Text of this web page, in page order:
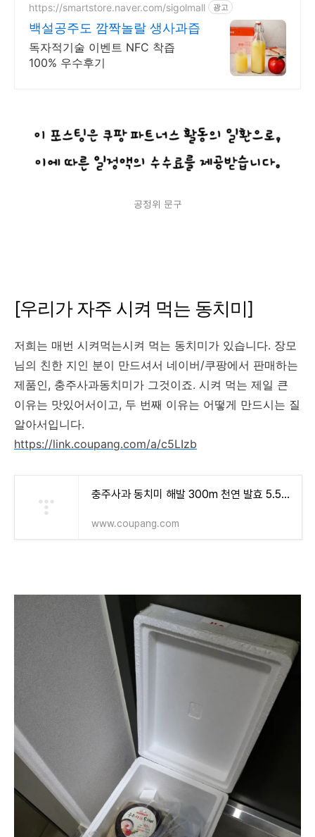
https://smartstore.naver.com/sigolmall 광고
백설공주도 깜짝놀랄 생사과즙
독자적기술 이벤트 NFC 착즙
100% 우수후기
공정위 문구
[우리가 자주 시켜 먹는 동치미]
저희는 매번 시켜먹는시켜 먹는 동치미가 있습니다. 장모
님의 친한 지인 분이 만드셔서 네이버/쿠팡에서 판매하는
제품인, 충주사과동치미가 그것이죠. 시켜 먹는 제일 큰
이유는 맛있어서이고, 두 번째 이유는 어떻게 만드시는 질
알아서입니다.
https://link.coupang.com/a/c5LIzb
충주사과 동치미 해발 300m 천연 발효 5.5kg, 5.5kg, 1개 - 물김치/동치미 | 쿠팡
www.coupang.com